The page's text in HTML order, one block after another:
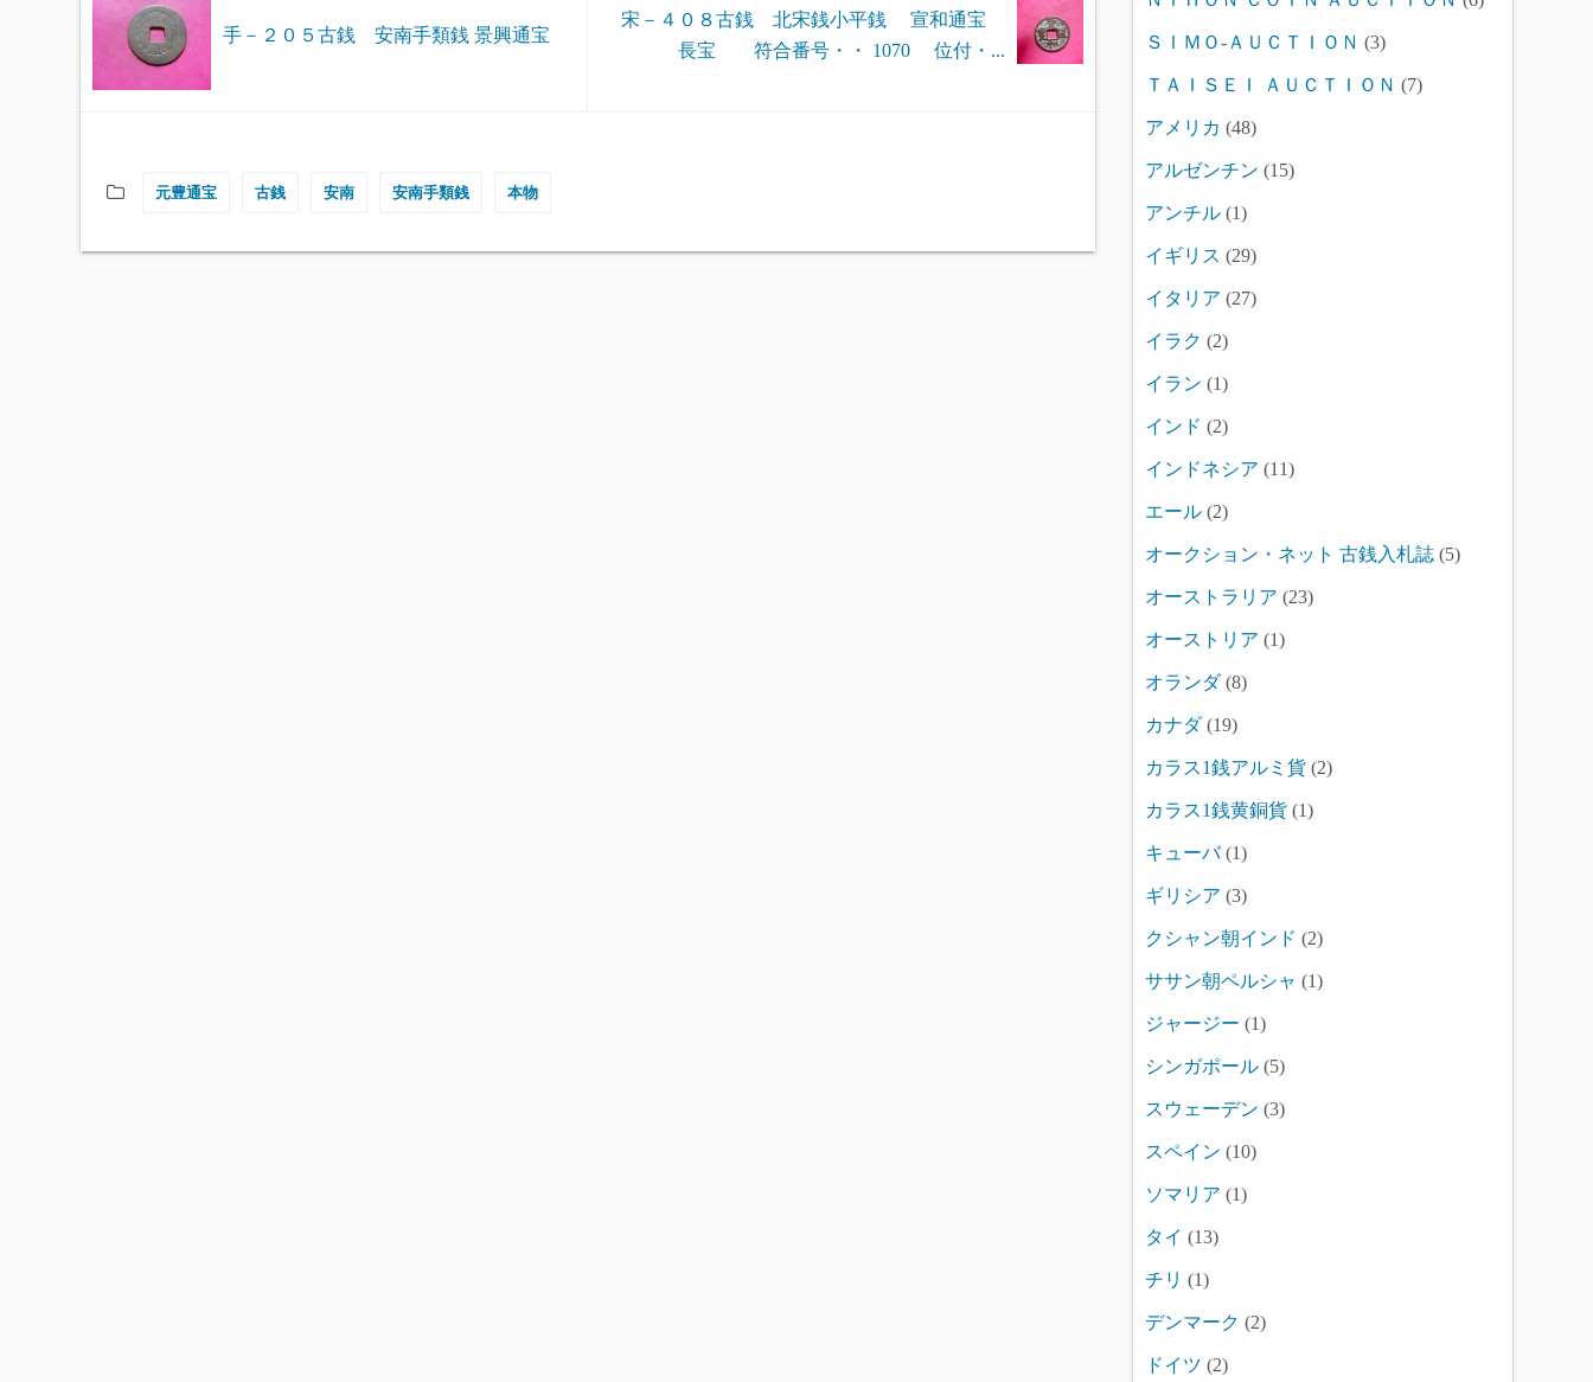
手－２０５古銭 安南手類銭 景興通宝
宋－４０８古銭 北宋銭小平銭 宣和通宝
長宝 符合番号・・ 1070 位付・...
元豊通宝 古銭 安南 安南手類銭 本物
ＳＩＭＯ-ＡＵＣＴＩＯＮ (3)
ＴＡＩＳＥＩ ＡＵＣＴＩＯＮ (7)
アメリカ (48)
アルゼンチン (15)
アンチル (1)
イギリス (29)
イタリア (27)
イラク (2)
イラン (1)
インド (2)
インドネシア (11)
エール (2)
オークション・ネット 古銭入札誌 (5)
オーストラリア (23)
オーストリア (1)
オランダ(8)
カナダ(19)
カラス1銭アルミ貨 (2)
カラス1銭黄銅貨 (1)
キューバ(1)
ギリシア (3)
クシャン朝インド (2)
ササン朝ペルシャ (1)
ジャージー (1)
シンガポール (5)
スウェーデン (3)
スペイン (10)
ソマリア (1)
タイ (13)
チリ (1)
デンマーク (2)
ドイツ (2)